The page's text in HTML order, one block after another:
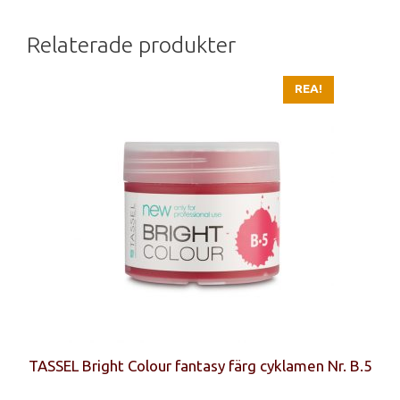
Relaterade produkter
REA!
TASSEL Bright Colour fantasy färg cyklamen Nr. B.5